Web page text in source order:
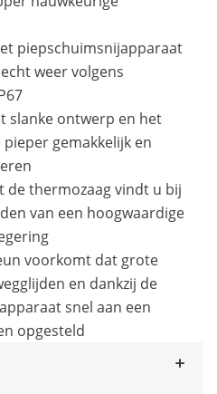
piepschuimsnijapparaat
weer volgens
slanke ontwerp en het
gemakkelijk en
de thermozaag vindt u bij
van een hoogwaardige
voorkomt dat grote
en dankzij de
snel aan een
opgesteld